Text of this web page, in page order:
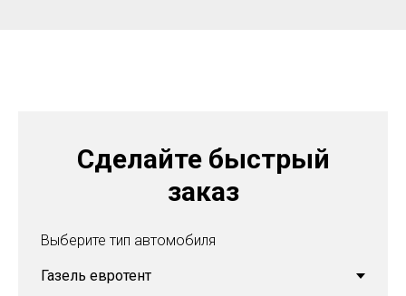
Сделайте быстрый
заказ
Выберите тип автомобиля